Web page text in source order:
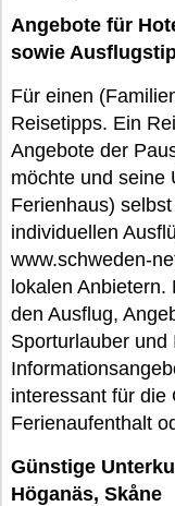
Angebote für
sowie
Für einen
Reisetipps. Ein
Angebote der
möchte und seine
Ferienhaus)
individuellen
www.schweden-
lokalen
den Ausflug,
Sporturlauber
interessant für die
Ferienaufenthalt
Günstige
Höganäs, Skåne